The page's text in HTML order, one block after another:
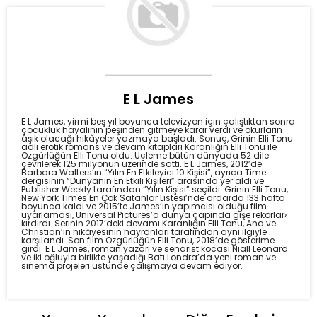
E L James
E L James, yirmi beş yıl boyunca televizyon için çalıştıktan sonra
çocukluk hayalinin peşinden gitmeye karar verdi ve okurların
âşık olacağı hikâyeler yazmaya başladı. Sonuç, Grinin Elli Tonu
adlı erotik romans ve devam kitapları Karanlığın Elli Tonu ile
Özgürlüğün Elli Tonu oldu. Üçleme bütün dünyada 52 dile
çevrilerek 125 milyonun üzerinde sattı. E L James, 2012’de
Barbara Walters’ın “Yılın En Etkileyici 10 Kişisi”, ayrıca Time
dergisinin “Dünyanın En Etkili Kişileri” arasında yer aldı ve
Publisher Weekly tarafından “Yılın Kişisi” seçildi. Grinin Elli Tonu,
New York Times En Çok Satanlar Listesi’nde ardarda 133 hafta
boyunca kaldı ve 2015’te James’in yapımcısı olduğu film
uyarlaması, Universal Pictures’a dünya çapında gişe rekorlar›
kırdırdı. Serinin 2017’deki devamı Karanlığın Elli Tonu, Ana ve
Christian’ın hikâyesinin hayranları tarafından aynı ilgiyle
karşılandı. Son film Özgürlüğün Elli Tonu, 2018’de gösterime
girdi. E L James, roman yazarı ve senarist kocası Niall Leonard
ve iki oğluyla birlikte yaşadığı Batı Londra’da yeni roman ve
sinema projeleri üstünde çalışmaya devam ediyor.